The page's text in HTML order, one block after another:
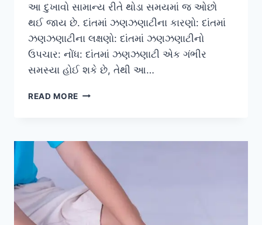
આ દુખાવો સામાન્ય રીતે થોડા સમયમાં જ ઓછો
થઈ જાય છે. દાંતમાં ઝણઝણાટીના કારણો: દાંતમાં
ઝણઝણાટીના લક્ષણો: દાંતમાં ઝણઝણાટીનો
ઉપચાર: નોંધ: દાંતમાં ઝણઝણાટી એક ગંભીર
સમસ્યા હોઈ શકે છે, તેથી આ…
READ MORE દાંતમાં